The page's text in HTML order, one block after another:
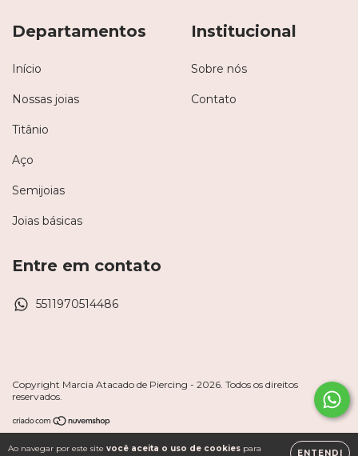
Ao navegar por este site você aceita o uso de cookies para
ENTENDI
Departamentos
Início
Nossas joias
Titânio
Aço
Semijoias
Joias básicas
Institucional
Sobre nós
Contato
Entre em contato
5511970514486
Copyright Marcia Atacado de Piercing - 2026. Todos os direitos
reservados.